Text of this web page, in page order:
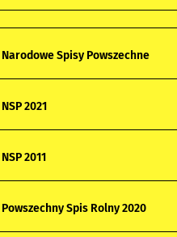
Narodowe Spisy Powszechne
NSP 2021
NSP 2011
Powszechny Spis Rolny 2020